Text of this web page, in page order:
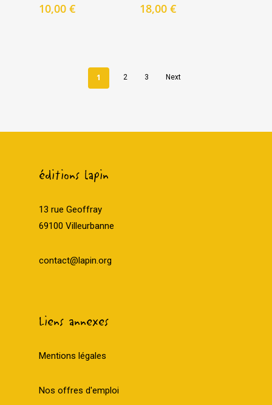
10,00 € 18,00 €
1 2 3 Next
éditions lapin
13 rue Geoffray
69100 Villeurbanne
contact@lapin.org
Liens annexes
Mentions légales
Nos offres d'emploi